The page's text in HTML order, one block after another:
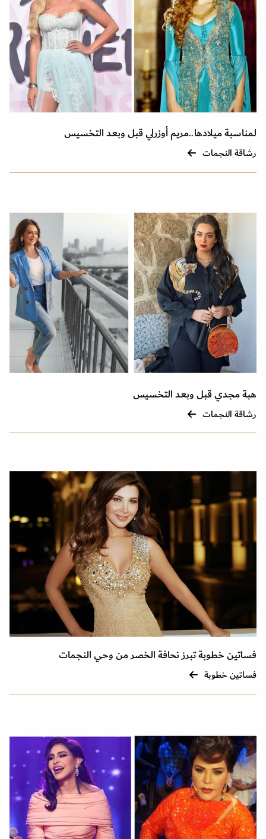
لمناسبة ميلادها..مريم أوزرلي قبل وبعد التخسيس
رشاقة النجمات
هبة مجدي قبل وبعد التخسيس
رشاقة النجمات
فساتين خطوبة تبرز نحافة الخصر من وحي النجمات
فساتين خطوبة